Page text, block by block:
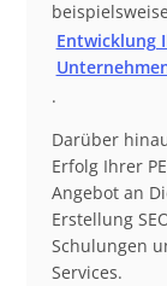
Entwicklung
.
Darüber
Erfolg Ihrer
Angebot an
Erstellung
Schulungen
Services.